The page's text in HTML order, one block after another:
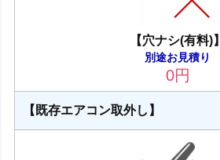
【穴ナシ(有料)】
別途お見積り
0円
【既存エアコン取外し】